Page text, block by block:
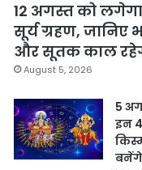
12 अगस्त को
सूर्य ग्रहण, जानिए
और सूतक काल
August 5, 2026
5
इन
बनेंगे